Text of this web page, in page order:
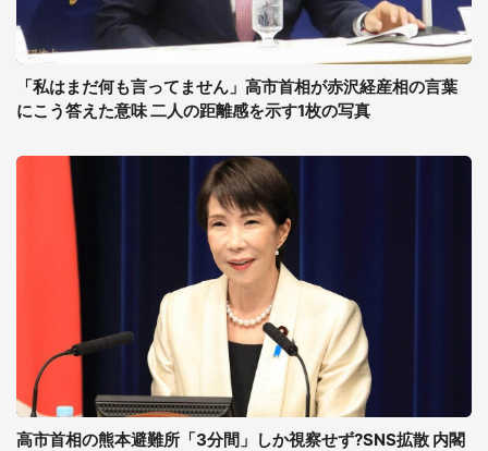
「私はまだ何も言ってません」高市首相が赤沢経産相の言葉
にこう答えた意味 二人の距離感を示す1枚の写真
高市首相の熊本避難所「3分間」しか視察せず?SNS拡散 内閣